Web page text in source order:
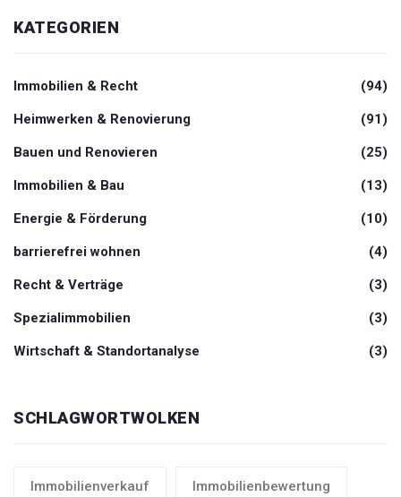
KATEGORIEN
Immobilien & Recht (94)
Heimwerken & Renovierung (91)
Bauen und Renovieren (25)
Immobilien & Bau (13)
Energie & Förderung (10)
barrierefrei wohnen (4)
Recht & Verträge (3)
Spezialimmobilien (3)
Wirtschaft & Standortanalyse (3)
SCHLAGWORTWOLKEN
Immobilienverkauf Immobilienbewertung